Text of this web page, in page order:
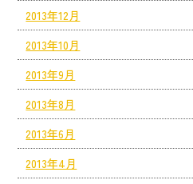
2013年12月
2013年10月
2013年9月
2013年8月
2013年6月
2013年4月